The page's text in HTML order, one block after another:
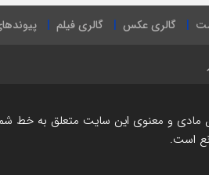
گالری عکس گالری فیلم
مادی و معنوی این سایت متعلق به خط
است.